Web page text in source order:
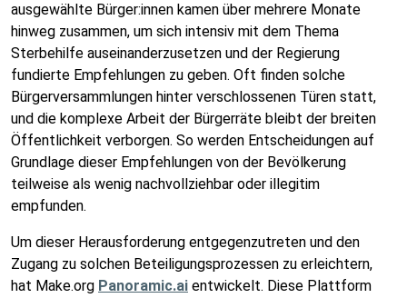
ausgewählte Bürger:innen kamen über mehrere Monate
hinweg zusammen, um sich intensiv mit dem Thema
Sterbehilfe auseinanderzusetzen und der Regierung
fundierte Empfehlungen zu geben. Oft finden solche
Bürgerversammlungen hinter verschlossenen Türen statt,
und die komplexe Arbeit der Bürgerräte bleibt der breiten
Öffentlichkeit verborgen. So werden Entscheidungen auf
Grundlage dieser Empfehlungen von der Bevölkerung
teilweise als wenig nachvollziehbar oder illegitim
empfunden.
Um dieser Herausforderung entgegenzutreten und den
Zugang zu solchen Beteiligungsprozessen zu erleichtern,
hat Make.org Panoramic.ai entwickelt. Diese Plattform